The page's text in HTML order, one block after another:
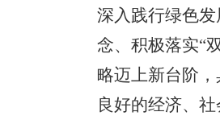
深入践行绿色发
念、积极落实“
略迈上新台阶
良好的经济、社